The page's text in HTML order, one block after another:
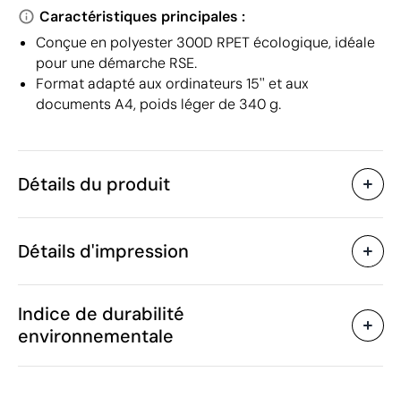
Caractéristiques principales :
Conçue en polyester 300D RPET écologique, idéale
pour une démarche RSE.
Format adapté aux ordinateurs 15'' et aux
documents A4, poids léger de 340 g.
Détails du produit
Caractéristiques
Code du produit
Poids
Chine
Détails d'impression
Indice de durabilité
environnementale